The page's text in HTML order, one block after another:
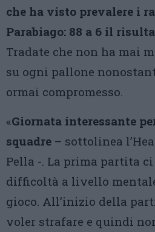
che ha visto prevalere i
Parabiago: 88 a 6 il
Tradate che non ha mai
su ogni pallone
ormai compromesso.
«Giornata interessante
squadre – sottolinea
Pella -. La prima partita
difficoltà a livello
gioco. All’inizio della
voler strafare e quindi